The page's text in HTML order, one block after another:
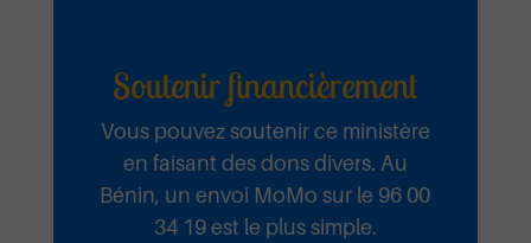
Soutenir financièrement
Vous pouvez soutenir ce ministère
en faisant des dons divers. Au
Bénin, un envoi MoMo sur le 96 00
34 19 est le plus simple.
Ecouter et télécharger
Je chanterai